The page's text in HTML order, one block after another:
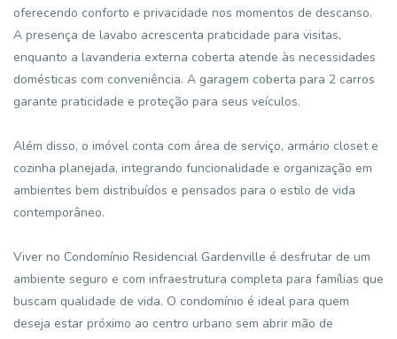
oferecendo conforto e privacidade nos momentos de descanso.
A presença de lavabo acrescenta praticidade para visitas,
enquanto a lavanderia externa coberta atende às necessidades
domésticas com conveniência. A garagem coberta para 2 carros
garante praticidade e proteção para seus veículos.
Além disso, o imóvel conta com área de serviço, armário closet e
cozinha planejada, integrando funcionalidade e organização em
ambientes bem distribuídos e pensados para o estilo de vida
contemporâneo.
Viver no Condomínio Residencial Gardenville é desfrutar de um
ambiente seguro e com infraestrutura completa para famílias que
buscam qualidade de vida. O condomínio é ideal para quem
deseja estar próximo ao centro urbano sem abrir mão de